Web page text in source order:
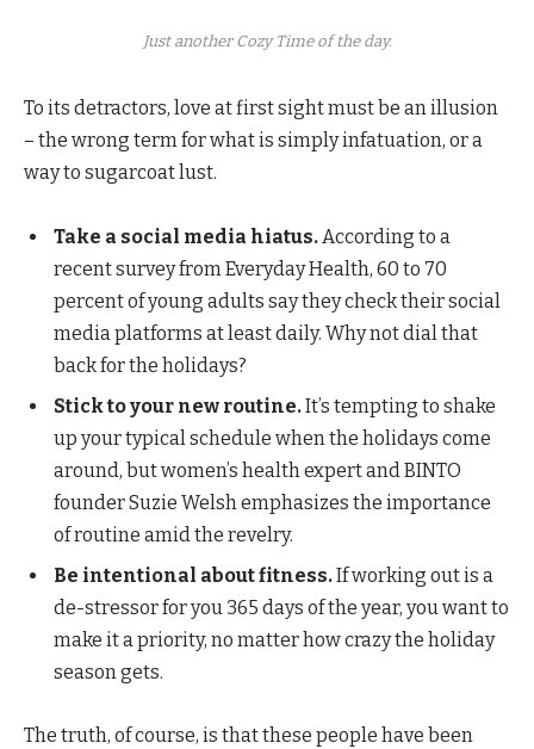
Just another Cozy Time of the day.
To its detractors, love at first sight must be an illusion
– the wrong term for what is simply infatuation, or a
way to sugarcoat lust.
Take a social media hiatus.According to a
recent survey from Everyday Health, 60 to 70
percent of young adults say they check their social
media platforms at least daily. Why not dial that
back for the holidays?
Stick to your new routine.It’s tempting to shake
up your typical schedule when the holidays come
around, but women’s health expert and BINTO
founder Suzie Welsh emphasizes the importance
of routine amid the revelry.
Be intentional about fitness.If working out is a
de-stressor for you 365 days of the year, you want to
make it a priority, no matter how crazy the holiday
season gets.
The truth, of course, is that these people have been